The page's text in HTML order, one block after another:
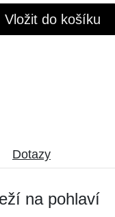
Vložit do košíku
Dotazy
na pohlaví